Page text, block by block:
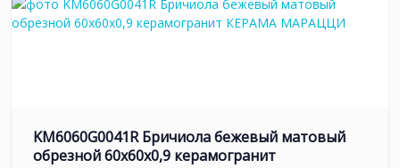
KM6060G0041R Бричиола бежевый матовый
обрезной 60x60x0,9 керамогранит